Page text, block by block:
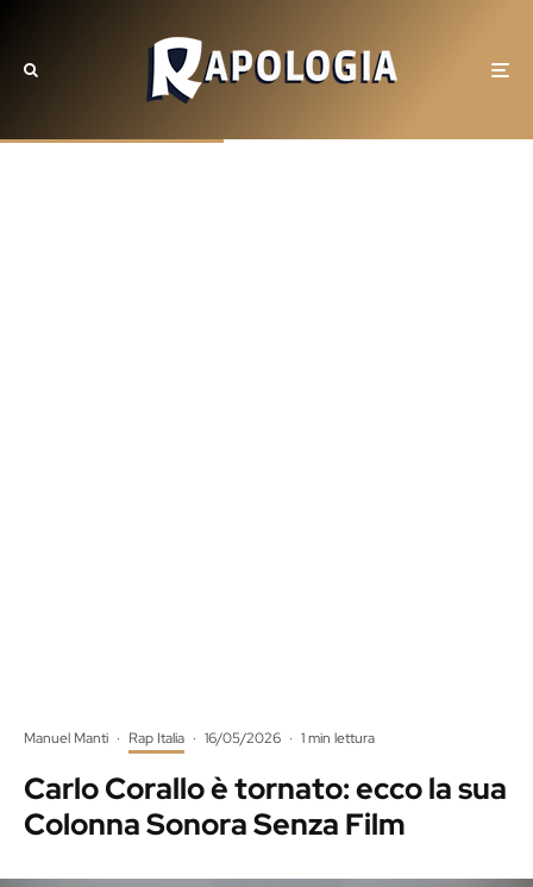
Manuel Manti · Rap Italia · 16/05/2026 · 1 min lettura
Carlo Corallo è tornato: ecco la sua
Colonna Sonora Senza Film